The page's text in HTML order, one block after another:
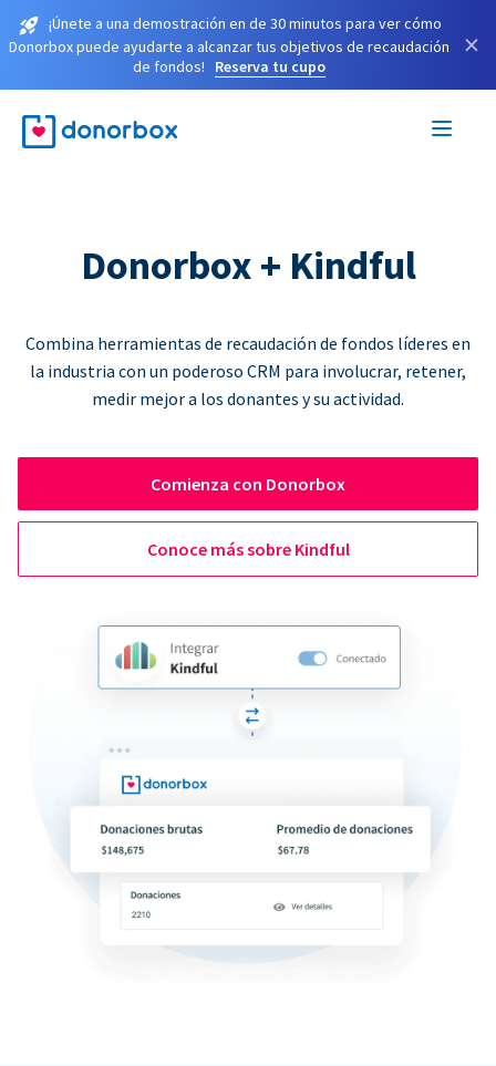
¡Únete a una demostración en de 30 minutos para ver cómo
Donorbox puede ayudarte a alcanzar tus objetivos de recaudación
de fondos!
Reserva tu cupo
×
Donorbox + Kindful
Combina herramientas de recaudación de fondos líderes en
la industria con un poderoso CRM para involucrar, retener,
medir mejor a los donantes y su actividad.
Comienza con Donorbox
Conoce más sobre Kindful